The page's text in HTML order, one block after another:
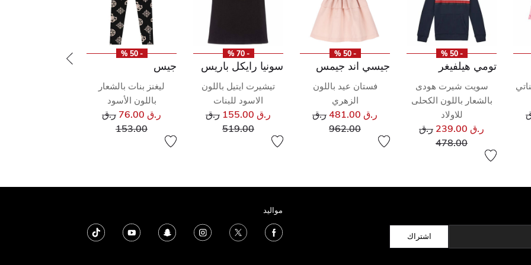
مخفض من
- 50 %
تومي هيلفيغر
سويت شيرت هودى
بالشعار باللون الكحلى
للاولاد
ر.ق 239.00 سعر مخفض من
ر.ق
478.00إلى
- 50 %
جيسي اند جيمس
فستان عيد باللون
الزهري
ر.ق 481.00 سعر مخفض من
ر.ق
962.00إلى
- 70 %
سونيا رايكل باريس
تيشيرت ايتيل باللون
الاسود للبنات
ر.ق 155.00 سعر مخفض من
ر.ق
519.00إلى
- 50 %
جيس
ليغنز بنات بالشعار
باللون الأسود
ر.ق 76.00 سعر مخفض من
ر.ق
153.00إلى
اشتراك
مواليد